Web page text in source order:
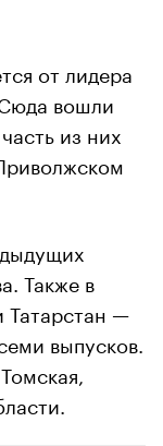
от лидера
вошли
из них
Также в
Татарстан —
выпусков.